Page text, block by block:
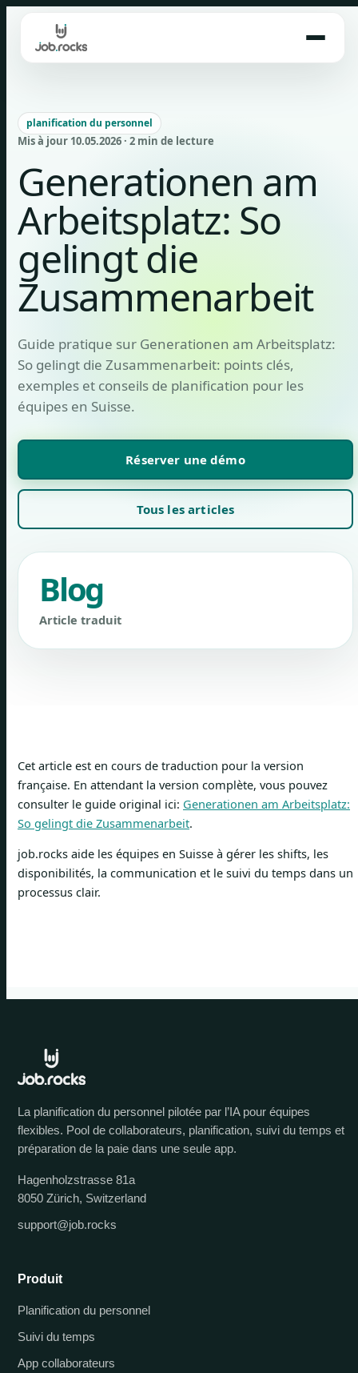
content
planification du personnel
Mis à jour 10.05.2026 · 2 min de lecture
Generationen am
Arbeitsplatz: So
gelingt die
Zusammenarbeit
Guide pratique sur Generationen am Arbeitsplatz:
So gelingt die Zusammenarbeit: points clés,
exemples et conseils de planification pour les
équipes en Suisse.
Réserver une démo
Tous les articles
Blog
Article traduit
Cet article est en cours de traduction pour la version
française. En attendant la version complète, vous pouvez
consulter le guide original ici: Generationen am Arbeitsplatz:
So gelingt die Zusammenarbeit.
job.rocks aide les équipes en Suisse à gérer les shifts, les
disponibilités, la communication et le suivi du temps dans un
processus clair.
La planification du personnel pilotée par l’IA pour équipes
flexibles. Pool de collaborateurs, planification, suivi du temps et
préparation de la paie dans une seule app.
Hagenholzstrasse 81a
8050 Zürich, Switzerland
support@job.rocks
Produit
Planification du personnel
Suivi du temps
App collaborateurs